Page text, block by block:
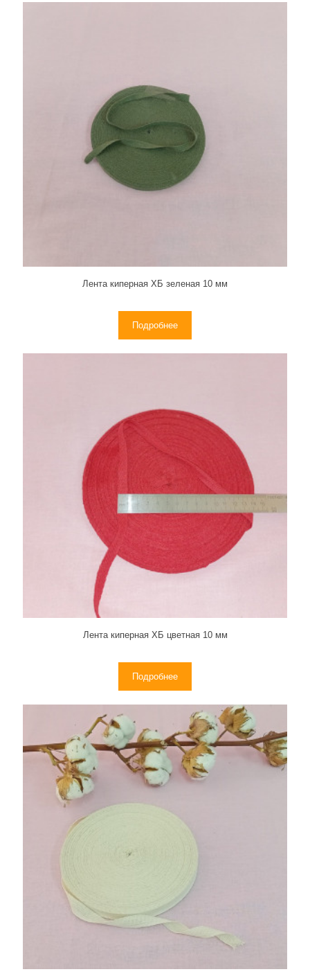
Лента киперная ХБ зеленая 10 мм
Подробнее
Лента киперная ХБ цветная 10 мм
Подробнее